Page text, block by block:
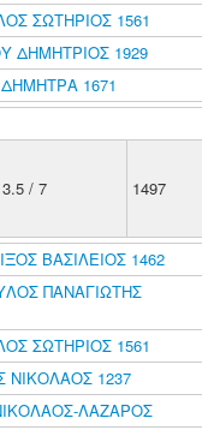
ΣΩΤΗΡΙΟΣ 1561
ΔΗΜΗΤΡΙΟΣ 1929
1671
3.5 / 7 1497
ΒΑΣΙΛΕΙΟΣ 1462
ΠΑΝΑΓΙΩΤΗΣ
ΣΩΤΗΡΙΟΣ 1561
ΝΙΚΟΛΑΟΣ 1237
ΛΑΖΑΡΟΣ